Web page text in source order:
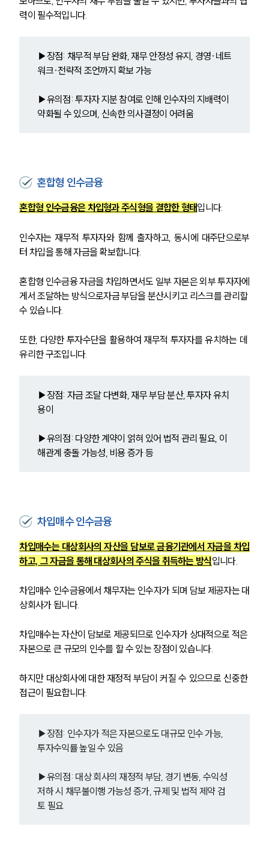
력이 필수적입니다.
▶장점: 채무적 부담 완화, 재무 안정성 유지, 경영·네트
워크·전략적 조언까지 확보 가능
▶유의점: 투자자 지분 참여로 인해 인수자의 지배력이
약화될 수 있으며, 신속한 의사결정이 어려움
혼합형 인수금융
혼합형 인수금융은 차입형과 주식형을 결합한 형태입니다.
인수자는 재무적 투자자와 함께 출자하고, 동시에 대주단으로부
터 차입을 통해 자금을 확보합니다.
혼합형 인수금융 자금을 차입하면서도 일부 자본은 외부 투자자에
게서 조달하는 방식으로자금 부담을 분산시키고 리스크를 관리할
수 있습니다.
또한, 다양한 투자수단을 활용하여 재무적 투자자를 유치하는 데
유리한 구조입니다.
▶장점: 자금 조달 다변화, 재무 부담 분산, 투자자 유치
용이
▶유의점: 다양한 계약이 얽혀 있어 법적 관리 필요, 이
해관계 충돌 가능성, 비용 증가 등
차입매수 인수금융
차입매수는 대상회사의 자산을 담보로 금융기관에서 자금을 차입
하고, 그 자금을 통해 대상회사의 주식을 취득하는 방식입니다.
차입매수 인수금융에서 채무자는 인수자가 되며 담보 제공자는 대
상회사가 됩니다.
차입매수는 자산이 담보로 제공되므로 인수자가 상대적으로 적은
자본으로 큰 규모의 인수를 할 수 있는 장점이 있습니다.
하지만 대상회사에 대한 재정적 부담이 커질 수 있으므로 신중한
접근이 필요합니다.
▶장점: 인수자가 적은 자본으로도 대규모 인수 가능,
투자수익률 높일 수 있음
▶유의점: 대상 회사의 재정적 부담, 경기 변동, 수익성
저하 시 채무불이행 가능성 증가, 규제 및 법적 제약 검
토 필요